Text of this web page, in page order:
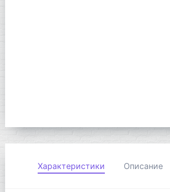
Характеристики Описание